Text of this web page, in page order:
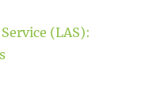
(LAS):